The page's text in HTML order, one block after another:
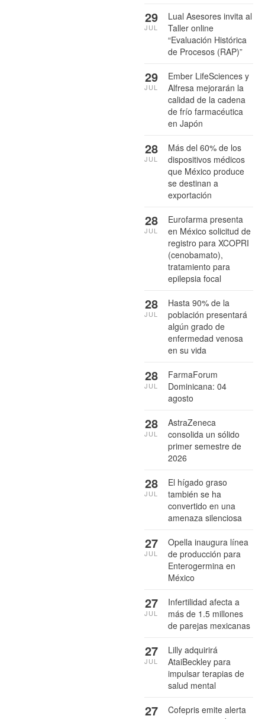
Lual Asesores invita al
Taller online
“Evaluación Histórica
de Procesos (RAP)”
29
JUL
Ember LifeSciences y
Alfresa mejorarán la
calidad de la cadena
de frío farmacéutica
en Japón
29
JUL
Más del 60% de los
dispositivos médicos
que México produce
se destinan a
exportación
28
JUL
Eurofarma presenta
en México solicitud de
registro para XCOPRI
(cenobamato),
tratamiento para
epilepsia focal
28
JUL
Hasta 90% de la
población presentará
algún grado de
enfermedad venosa
en su vida
28
JUL
FarmaForum
Dominicana: 04
agosto
28
JUL
AstraZeneca
consolida un sólido
primer semestre de
2026
28
JUL
El hígado graso
también se ha
convertido en una
amenaza silenciosa
28
JUL
Opella inaugura línea
de producción para
Enterogermina en
México
27
JUL
Infertilidad afecta a
más de 1.5 millones
de parejas mexicanas
27
JUL
Lilly adquirirá
AtaiBeckley para
impulsar terapias de
salud mental
27
JUL
Cofepris emite alerta
27